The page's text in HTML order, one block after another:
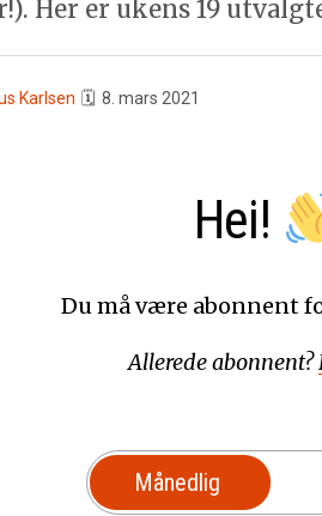
Her er ukens 19
Karlsen 🗓 8. mars 2021
Hei!
Du må være abonnent
Allerede abonnent?
Månedlig